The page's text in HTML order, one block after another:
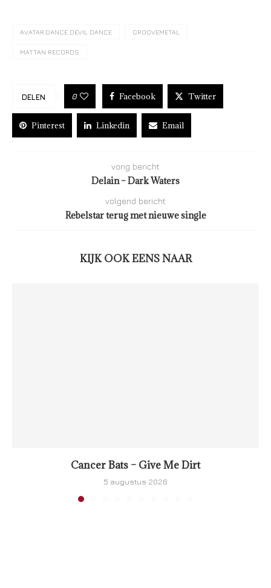
AVATAR.DANCE DEVIL DANCE GROOVEMETAL
MATTAN RECORDS
DELEN 0 Facebook Twitter
Pinterest Linkedin Email
vorig bericht
Delain – Dark Waters
volgend bericht
Rebelstar terug met nieuwe single
KIJK OOK EENS NAAR
Cancer Bats – Give Me Dirt
5 augustus 2026